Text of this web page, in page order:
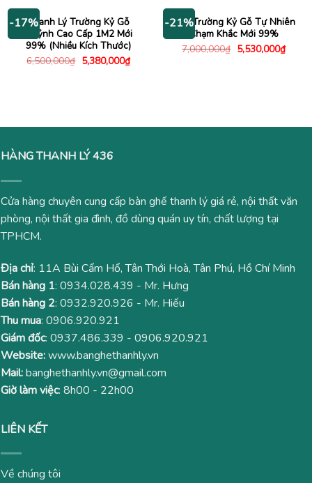
26,700,000₫.
-17%Thanh Lý Trường Kỷ Gỗ
Quỷnh Cao Cấp 1M2 Mới
99% (Nhiều Kích Thước)
6,500,000₫ Giá
gốc
5,380,000₫Giá
hiện
-21%
Ghế Trường Kỷ Gỗ Tự Nhiên
Chạm Khắc Mới 99%
7,000,000₫ Giá
gốc
5,530,000₫Giá
hiện
HÀNG THANH LÝ 436
Cửa hàng chuyên cung cấp bàn ghế thanh lý giá rẻ, nội thất văn
phòng, nội thất gia đình, đồ dùng quán uy tín, chất lượng tại
TPHCM.
Địa chỉ: 11A Bùi Cẩm Hổ, Tân Thới Hoà, Tân Phú, Hồ Chí Minh
Bán hàng 1: 0934.028.439 - Mr. Hưng
Bán hàng 2: 0932.920.926 - Mr. Hiếu
Thu mua: 0906.920.921
Giám đốc: 0937.486.339 - 0906.920.921
Website:www.banghethanhly.vn
Mail:banghethanhly.vn@gmail.com
Giờ làm việc: 8h00 - 22h00
LIÊN KẾT
Về chúng tôi